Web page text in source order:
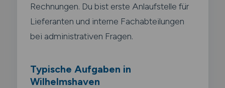
Rechnungen. Du bist erste Anlaufstelle für
Lieferanten und interne Fachabteilungen
bei administrativen Fragen.
Typische Aufgaben in
Wilhelmshaven